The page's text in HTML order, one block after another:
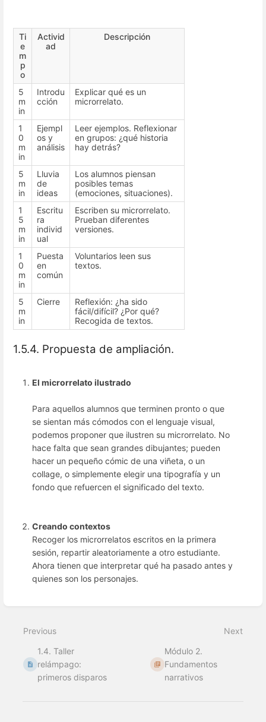
Ti
e
m
p
o
Activid
ad
Descripción
5
m
in
Introdu
cción
Explicar qué es un
microrrelato.
1
0
m
in
Ejempl
os y
análisis
Leer ejemplos. Reflexionar
en grupos: ¿qué historia
hay detrás?
5
m
in
Lluvia
de
ideas
Los alumnos piensan
posibles temas
(emociones, situaciones).
1
5
m
in
Escritu
ra
individ
ual
Escriben su microrrelato.
Prueban diferentes
versiones.
1
0
m
in
Puesta
en
común
Voluntarios leen sus
textos.
5
m
in
Cierre
Reflexión: ¿ha sido
fácil/difícil? ¿Por qué?
Recogida de textos.
1.5.4. Propuesta de ampliación.
El microrrelato ilustrado
Para aquellos alumnos que terminen pronto o que
se sientan más cómodos con el lenguaje visual,
podemos proponer que ilustren su microrrelato. No
hace falta que sean grandes dibujantes; pueden
hacer un pequeño cómic de una viñeta, o un
collage, o simplemente elegir una tipografía y un
fondo que refuercen el significado del texto.
Creando contextos
Recoger los microrrelatos escritos en la primera
sesión, repartir aleatoriamente a otro estudiante.
Ahora tienen que interpretar qué ha pasado antes y
quienes son los personajes.
mode
Previous
1.4. Taller
relámpago:
primeros disparos
Next
Módulo 2.
Fundamentos
narrativos